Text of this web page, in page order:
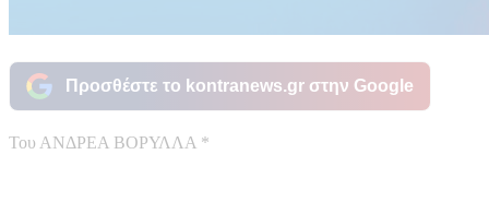
Προσθέστε το kontranews.gr στην Google
Του ΑΝΔΡΕΑ ΒΟΡΥΛΛΑ *